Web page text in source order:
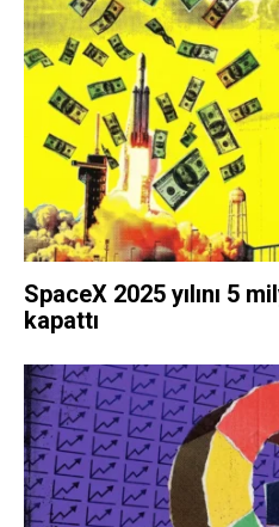
SpaceX 2025 yılını 5
kapattı